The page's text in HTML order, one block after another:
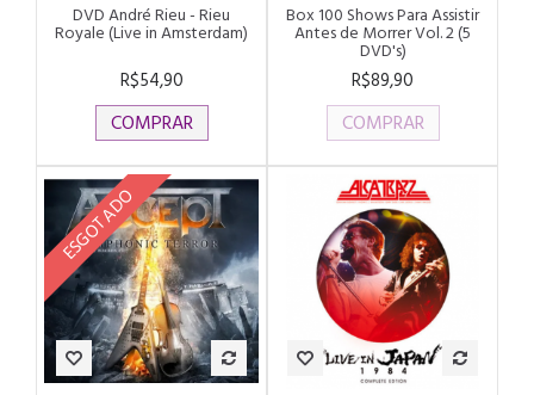
DVD André Rieu - Rieu
Royale (Live in Amsterdam)
R$54,90
COMPRAR
Box 100 Shows Para Assistir
Antes de Morrer Vol. 2 (5
DVD's)
R$89,90
COMPRAR
ESGOTADO